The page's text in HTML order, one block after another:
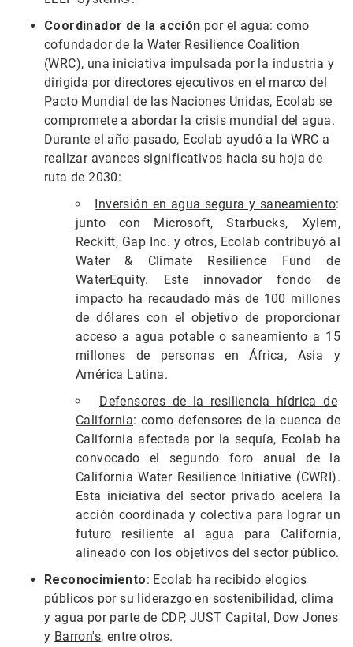
Coordinador de la acción por el agua: como
cofundador de la Water Resilience Coalition
(WRC), una iniciativa impulsada por la industria y
dirigida por directores ejecutivos en el marco del
Pacto Mundial de las Naciones Unidas, Ecolab se
compromete a abordar la crisis mundial del agua.
Durante el año pasado, Ecolab ayudó a la WRC a
realizar avances significativos hacia su hoja de
ruta de 2030:
Inversión en agua segura y saneamiento:
junto con Microsoft, Starbucks, Xylem,
Reckitt, Gap Inc. y otros, Ecolab contribuyó al
Water & Climate Resilience Fund de
WaterEquity. Este innovador fondo de
impacto ha recaudado más de 100 millones
de dólares con el objetivo de proporcionar
acceso a agua potable o saneamiento a 15
millones de personas en África, Asia y
América Latina.
Defensores de la resiliencia hídrica de
California: como defensores de la cuenca de
California afectada por la sequía, Ecolab ha
convocado el segundo foro anual de la
California Water Resilience Initiative (CWRI).
Esta iniciativa del sector privado acelera la
acción coordinada y colectiva para lograr un
futuro resiliente al agua para California,
alineado con los objetivos del sector público.
Reconocimiento: Ecolab ha recibido elogios
públicos por su liderazgo en sostenibilidad, clima
y agua por parte de CDP,JUST Capital , Dow Jones
y Barron's, entre otros.